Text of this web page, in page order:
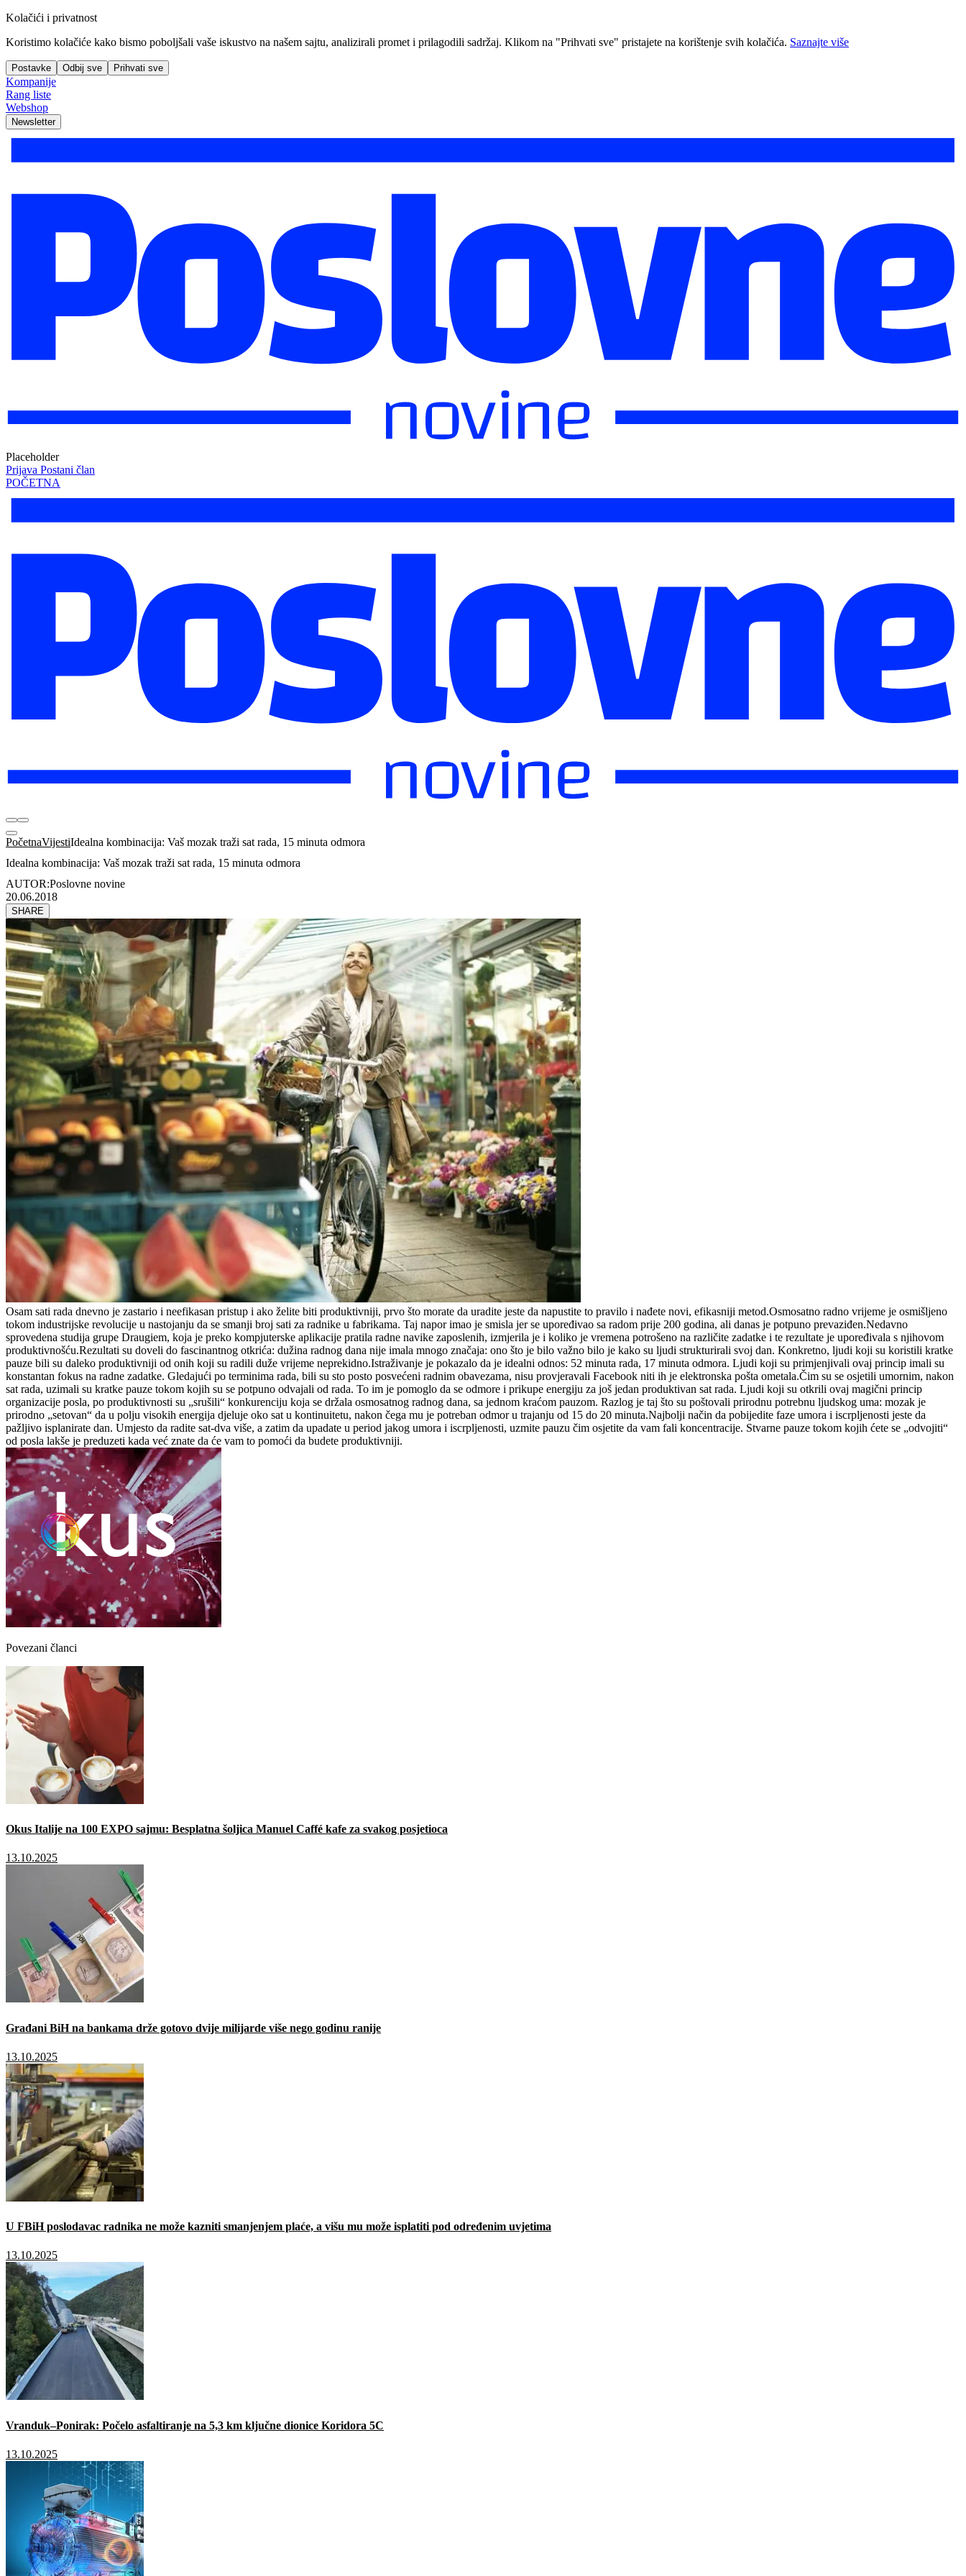
Kolačići i privatnost
Koristimo kolačiće kako bismo poboljšali vaše iskustvo na našem sajtu, analizirali promet i prilagodili sadržaj. Klikom na "Prihvati sve" pristajete na korištenje svih kolačića. Saznajte više
Postavke Odbij sve Prihvati sve
Kompanije
Rang liste
Webshop
Newsletter
Placeholder
Prijava Postani član
POČETNA
PočetnaVijestiIdealna kombinacija: Vaš mozak traži sat rada, 15 minuta odmora
Idealna kombinacija: Vaš mozak traži sat rada, 15 minuta odmora
AUTOR:Poslovne novine
20.06.2018
SHARE
Osam sati rada dnevno je zastario i neefikasan pristup i ako želite biti produktivniji, prvo što morate da uradite jeste da napustite to pravilo i nađete novi, efikasniji metod.Osmosatno radno vrijeme je osmišljeno
tokom industrijske revolucije u nastojanju da se smanji broj sati za radnike u fabrikama. Taj napor imao je smisla jer se upoređivao sa radom prije 200 godina, ali danas je potpuno prevaziđen.Nedavno
sprovedena studija grupe Draugiem, koja je preko kompjuterske aplikacije pratila radne navike zaposlenih, izmjerila je i koliko je vremena potrošeno na različite zadatke i te rezultate je upoređivala s njihovom
produktivnošću.Rezultati su doveli do fascinantnog otkrića: dužina radnog dana nije imala mnogo značaja: ono što je bilo važno bilo je kako su ljudi strukturirali svoj dan. Konkretno, ljudi koji su koristili kratke
pauze bili su daleko produktivniji od onih koji su radili duže vrijeme neprekidno.Istraživanje je pokazalo da je idealni odnos: 52 minuta rada, 17 minuta odmora. Ljudi koji su primjenjivali ovaj princip imali su
konstantan fokus na radne zadatke. Gledajući po terminima rada, bili su sto posto posvećeni radnim obavezama, nisu provjeravali Facebook niti ih je elektronska pošta ometala.Čim su se osjetili umornim, nakon
sat rada, uzimali su kratke pauze tokom kojih su se potpuno odvajali od rada. To im je pomoglo da se odmore i prikupe energiju za još jedan produktivan sat rada. Ljudi koji su otkrili ovaj magični princip
organizacije posla, po produktivnosti su „srušili“ konkurenciju koja se držala osmosatnog radnog dana, sa jednom kraćom pauzom. Razlog je taj što su poštovali prirodnu potrebnu ljudskog uma: mozak je
prirodno „setovan“ da u polju visokih energija djeluje oko sat u kontinuitetu, nakon čega mu je potreban odmor u trajanju od 15 do 20 minuta.Najbolji način da pobijedite faze umora i iscrpljenosti jeste da
pažljivo isplanirate dan. Umjesto da radite sat-dva više, a zatim da upadate u period jakog umora i iscrpljenosti, uzmite pauzu čim osjetite da vam fali koncentracije. Stvarne pauze tokom kojih ćete se „odvojiti“
od posla lakše je preduzeti kada već znate da će vam to pomoći da budete produktivniji.
Povezani članci
Okus Italije na 100 EXPO sajmu: Besplatna šoljica Manuel Caffé kafe za svakog posjetioca
13.10.2025
Građani BiH na bankama drže gotovo dvije milijarde više nego godinu ranije
13.10.2025
U FBiH poslodavac radnika ne može kazniti smanjenjem plaće, a višu mu može isplatiti pod određenim uvjetima
13.10.2025
Vranduk–Ponirak: Počelo asfaltiranje na 5,3 km ključne dionice Koridora 5C
13.10.2025